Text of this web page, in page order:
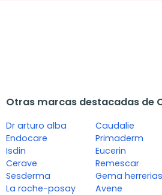
Otras marcas destacadas de
Dr arturo alba
Endocare
Isdin
Cerave
Sesderma
La roche-posay
Caudalie
Primaderm
Eucerin
Remescar
Gema herrerias
Avene